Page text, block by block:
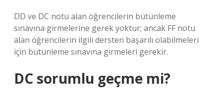
DD ve DC notu alan öğrencilerin bütünleme
sınavına girmelerine gerek yoktur; ancak FF notu
alan öğrencilerin ilgili dersten başarılı olabilmeleri
için bütünleme sınavına girmeleri gerekir.
DC sorumlu geçme mi?